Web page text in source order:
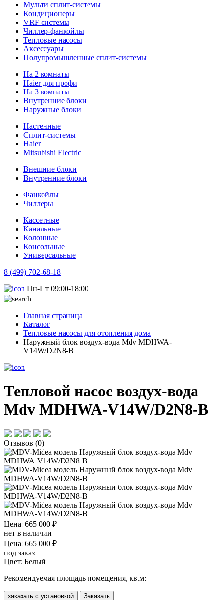
Мульти сплит-системы
Кондиционеры
VRF системы
Чиллер-фанкойлы
Тепловые насосы
Аксессуары
Полупромышленные сплит-системы
На 2 комнаты
Haier для профи
На 3 комнаты
Внутренние блоки
Наружные блоки
Настенные
Сплит-системы
Haier
Mitsubishi Electric
Внешние блоки
Внутренние блоки
Фанкойлы
Чиллеры
Кассетные
Канальные
Колонные
Консольные
Универсальные
8 (499) 702-68-18
Пн-Пт 09:00-18:00
Главная страница
Каталог
Тепловые насосы для отопления дома
Наружный блок воздух-вода Mdv MDHWA-
V14W/D2N8-B
Тепловой насос воздух-вода
Mdv MDHWA-V14W/D2N8-B
Отзывов (0)
Цена: 665 000 ₽
нет в наличии
Цена: 665 000 ₽
под заказ
Цвет: Белый
Рекомендуемая площадь помещения, кв.м:
заказать с установкой Заказать